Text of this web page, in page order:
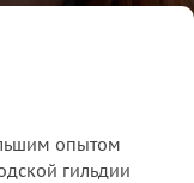
опытом
гильдии